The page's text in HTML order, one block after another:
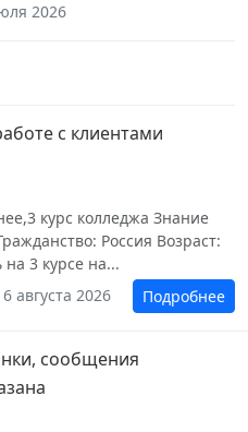
2026
с клиентами
курс колледжа Знание
Россия Возраст:
3 курсе на...
6 августа 2026
Подробнее
сообщения